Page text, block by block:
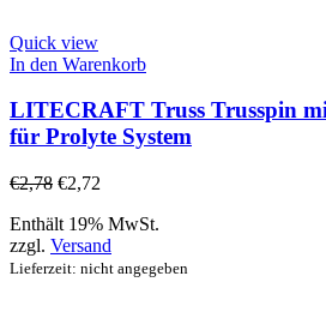
Quick view
In den Warenkorb
LITECRAFT Truss Trusspin
für Prolyte System
€2,78 €2,72
Enthält 19% MwSt.
zzgl. Versand
Lieferzeit: nicht angegeben